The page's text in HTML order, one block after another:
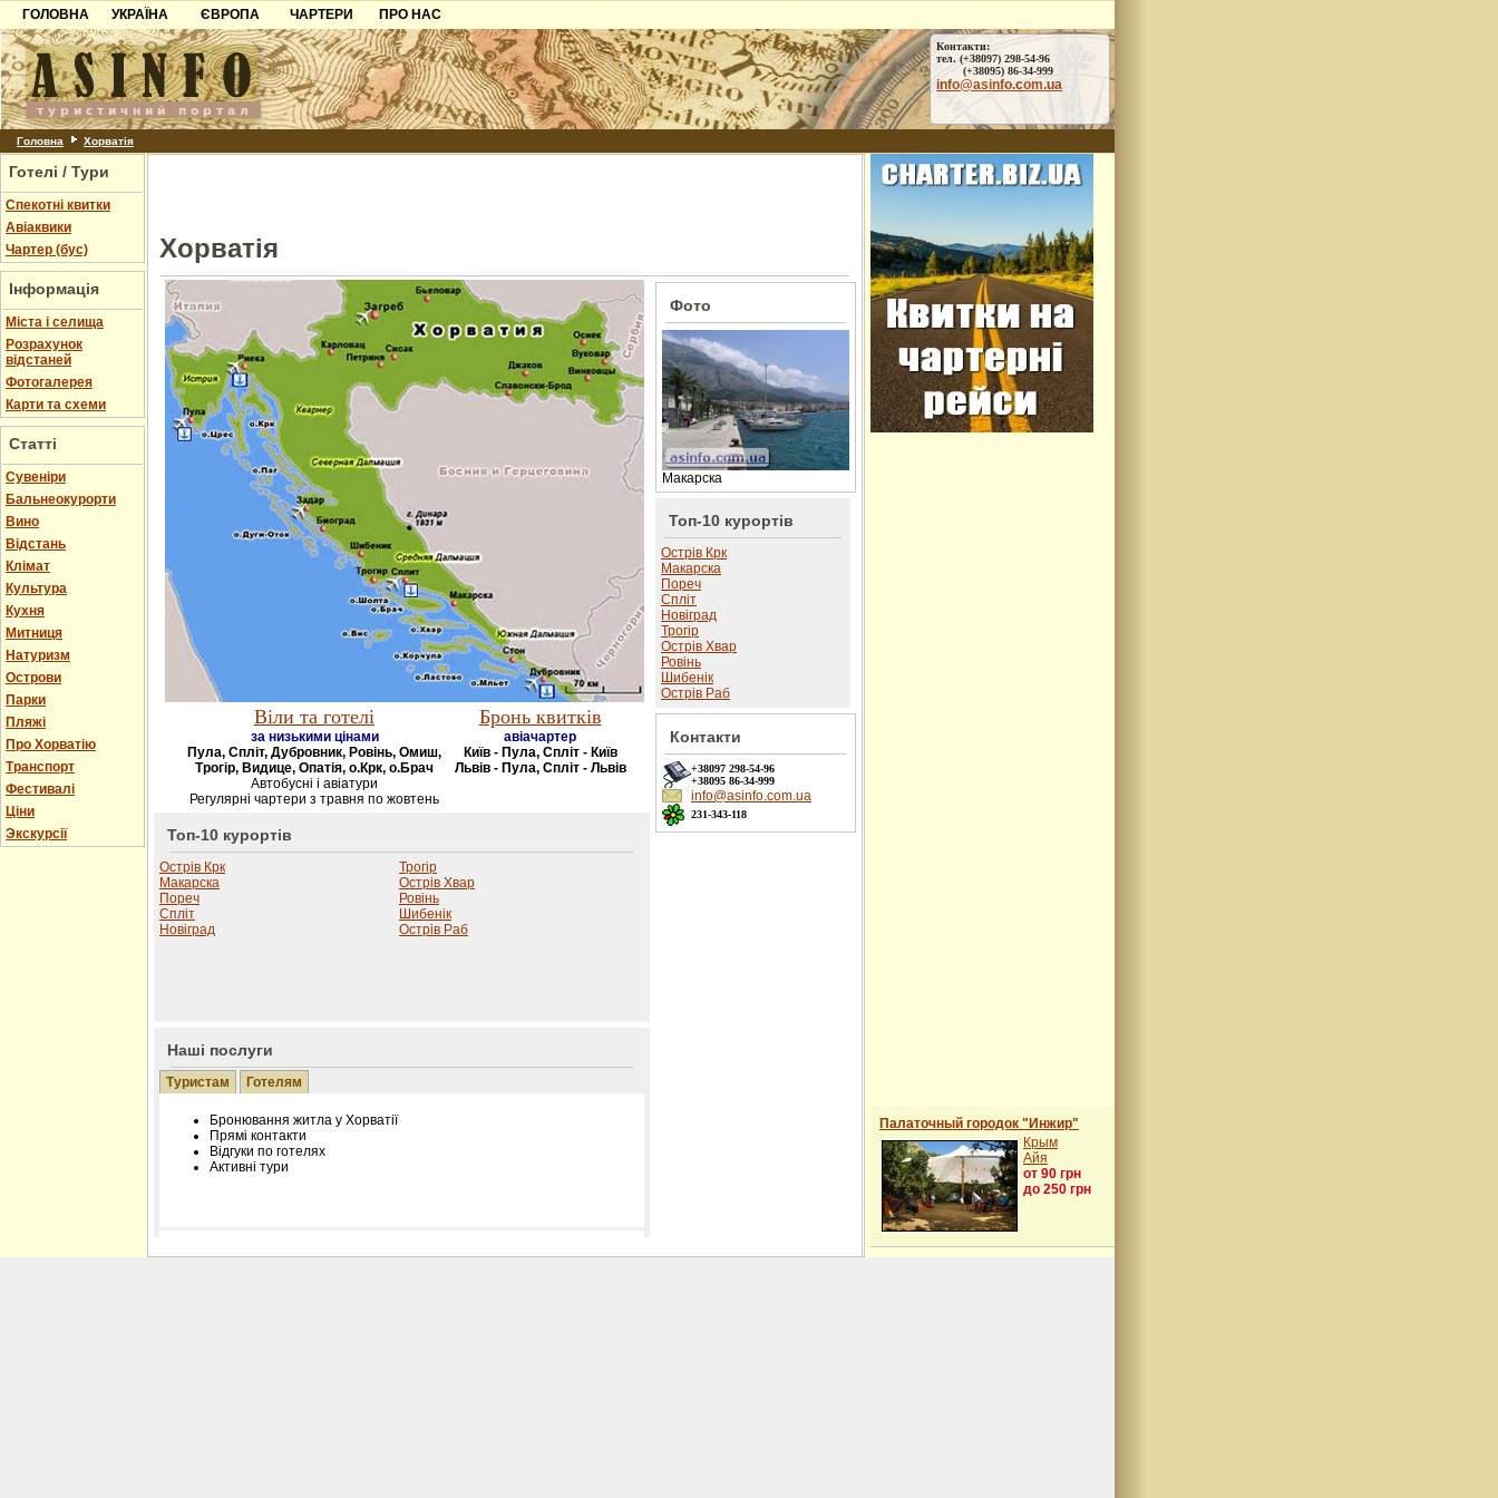
ГОЛОВНА
УКРАЇНА
Карпати
Азов
Причорноморря
Шацьк
ЄВРОПА
Чорногорія
Хорватія
Болгарія
ЧАРТЕРИ
ПРО НАС
Контакти
Партнерам
Додати готель
Контакти:
тел. (+38097) 298-54-96
(+38095) 86-34-999
info@asinfo.com.ua
Головна Хорватія
Готелі / Тури
Спекотні квитки
Авіаквики
Чартер (бус)
Інформація
Міста і селища
Розрахунок
відстаней
Фотогалерея
Карти та схеми
Статті
Cувеніри
Бальнеокурорти
Вино
Відстань
Клімат
Культура
Кухня
Митниця
Натуризм
Острови
Парки
Пляжі
Про Хорватію
Транспорт
Фестивалі
Ціни
Экскурсії
Хорватія
Віли та готелі
за низькими цінами
Пула, Спліт, Дубровник, Ровінь, Омиш,
Трогір, Видице, Опатія, о.Крк, о.Брач
Автобусні і авіатури
Регулярні чартери з травня по жовтень
Бронь квитків
авіачартер
Київ - Пула, Спліт - Київ
Львів - Пула, Спліт - Львів
Топ-10 курортів
Острів Крк
Макарска
Пореч
Спліт
Новіград
Трогір
Острів Хвар
Ровінь
Шибенік
Острів Раб
Наші послуги
Туристам Готелям
Бронювання житла у Хорватії
Прямі контакти
Відгуки по готелях
Активні тури
Розміщення інформації про готель на нашому сайті
Фото
Макарска
Топ-10 курортів
Острів Крк
Макарска
Пореч
Спліт
Новіград
Трогір
Острів Хвар
Ровінь
Шибенік
Острів Раб
Контакти
+38097 298-54-96
+38095 86-34-999
info@asinfo.com.ua
231-343-118
Палаточный городок "Инжир"
Крым
Айя
от 90 грн
до 250 грн